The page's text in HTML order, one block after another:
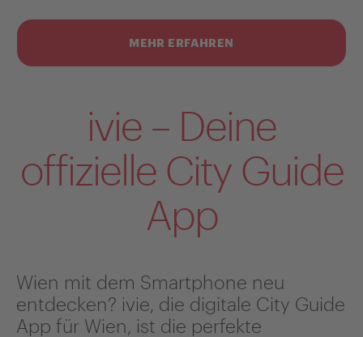
MEHR ERFAHREN
ivie – Deine
offizielle City Guide
App
Wien mit dem Smartphone neu
entdecken? ivie, die digitale City Guide
App für Wien, ist die perfekte